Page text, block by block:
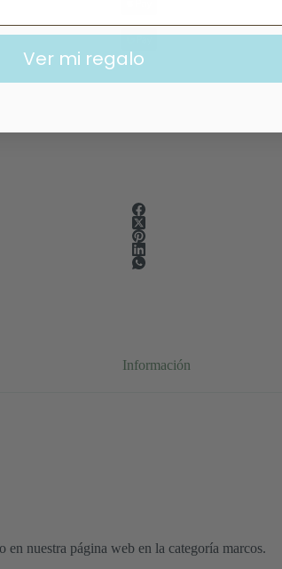
Información
nuestra página web en la categoría marcos.
Ver mi regalo